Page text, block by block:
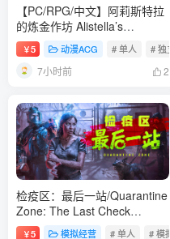
【PC/RPG/中文】阿莉斯特拉
的炼金作坊 Alistella’s
Alchemy Lab Build.24310694
STEAM官方中文版【2.2GB】
￥5 动漫ACG # 单人 # 独立
7小时前 2
检疫区：最后一站/Quarantine
Zone: The Last Check
v1.1.13.1981|模拟经营|容量
￥5 模拟经营 # 单人 # 模拟